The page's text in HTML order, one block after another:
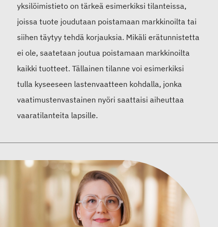
yksilöimistieto on tärkeä esimerkiksi tilanteissa,
joissa tuote joudutaan poistamaan markkinoilta tai
siihen täytyy tehdä korjauksia. Mikäli erätunnistetta
ei ole, saatetaan joutua poistamaan markkinoilta
kaikki tuotteet. Tällainen tilanne voi esimerkiksi
tulla kyseeseen lastenvaatteen kohdalla, jonka
vaatimustenvastainen nyöri saattaisi aiheuttaa
vaaratilanteita lapsille.